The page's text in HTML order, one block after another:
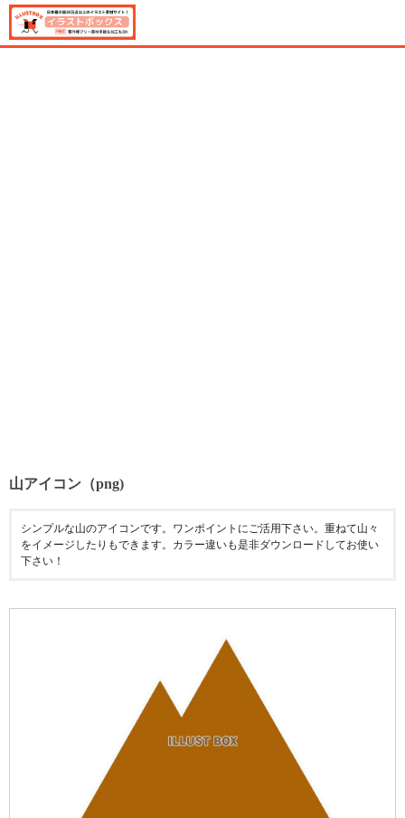
山アイコン（png)
シンプルな山のアイコンです。ワンポイントにご活用下さい。重ねて山々
をイメージしたりもできます。カラー違いも是非ダウンロードしてお使い
下さい！